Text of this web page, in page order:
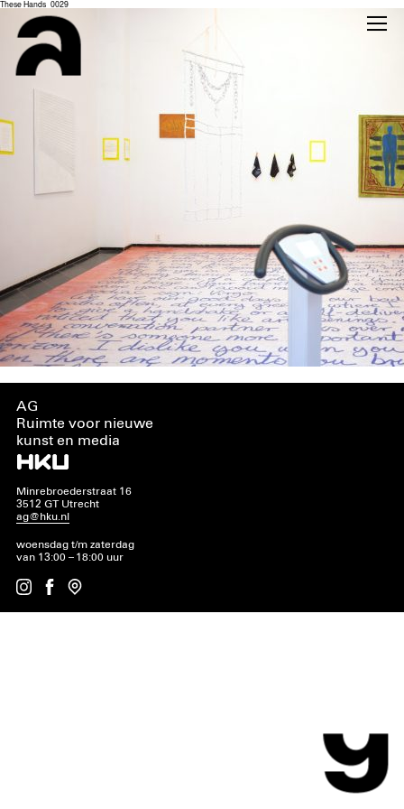
These Hands_0029
AG
Ruimte voor nieuwe
kunst en media
Minrebroederstraat 16
3512 GT Utrecht
ag@hku.nl
woensdag t/m zaterdag
van 13:00 – 18:00 uur